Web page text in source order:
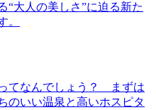
“大人の美しさ”に迫る新た
。
てなんでしょう？ まずは
のいい温泉と高いホスピタ